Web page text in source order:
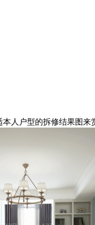
人户型的拆修结果图来